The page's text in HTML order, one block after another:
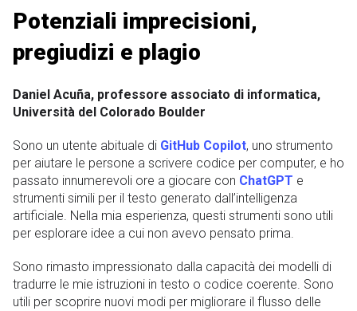
Potenziali imprecisioni,
pregiudizi e plagio
Daniel Acuña, professore associato di informatica,
Università del Colorado Boulder
Sono un utente abituale di GitHub Copilot, uno strumento
per aiutare le persone a scrivere codice per computer, e ho
passato innumerevoli ore a giocare con ChatGPT e
strumenti simili per il testo generato dall’intelligenza
artificiale. Nella mia esperienza, questi strumenti sono utili
per esplorare idee a cui non avevo pensato prima.
Sono rimasto impressionato dalla capacità dei modelli di
tradurre le mie istruzioni in testo o codice coerente. Sono
utili per scoprire nuovi modi per migliorare il flusso delle